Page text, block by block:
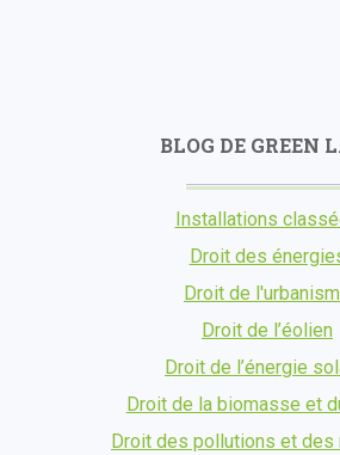
BLOG DE GREEN
Installations
Droit des
Droit de
Droit de l’éolien
Droit de l’énergie
Droit de la biomasse et
Droit des pollutions et des